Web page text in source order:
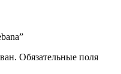
Обязательные поля